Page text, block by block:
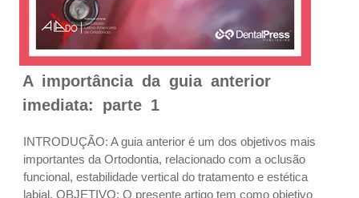
A importância da guia anterior
imediata: parte 1
INTRODUÇÃO: A guia anterior é um dos objetivos mais
importantes da Ortodontia, relacionado com a oclusão
funcional, estabilidade vertical do tratamento e estética
labial. OBJETIVO: O presente artigo tem como objetivo